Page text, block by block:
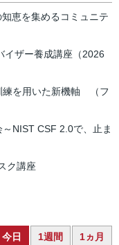
恵を集めるコミュニテ
イザー養成講座（2026
練を用いた新機軸 （フ
NIST CSF 2.0で、止ま
ク講座
今日 1週間 1ヵ月